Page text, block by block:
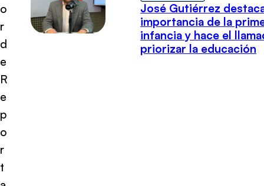
o
r
d
e
R
e
p
o
r
t
José Gutiérrez
importancia de la
infancia y hace el
priorizar la educación